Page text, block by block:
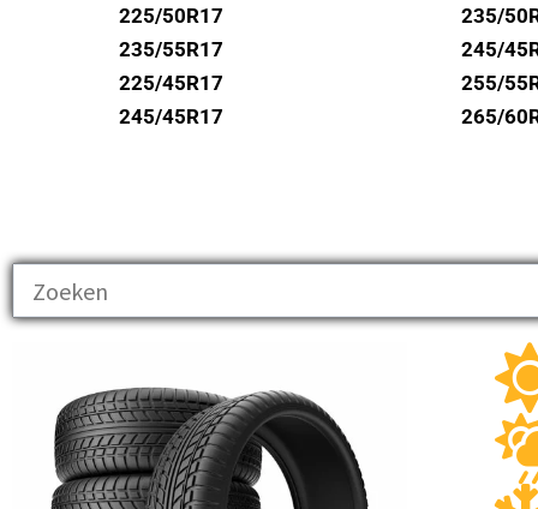
VREDESTEIN
WANLI
WESTLAKE
225/50R17
235/55R17
225/45R17
245/45R17
235/
245/
255/
265/